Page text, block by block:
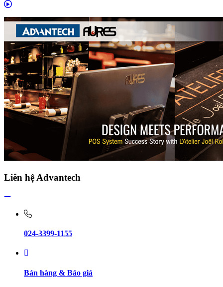
Liên hệ Advantech
024-3399-1155
Bán hàng & Báo giá